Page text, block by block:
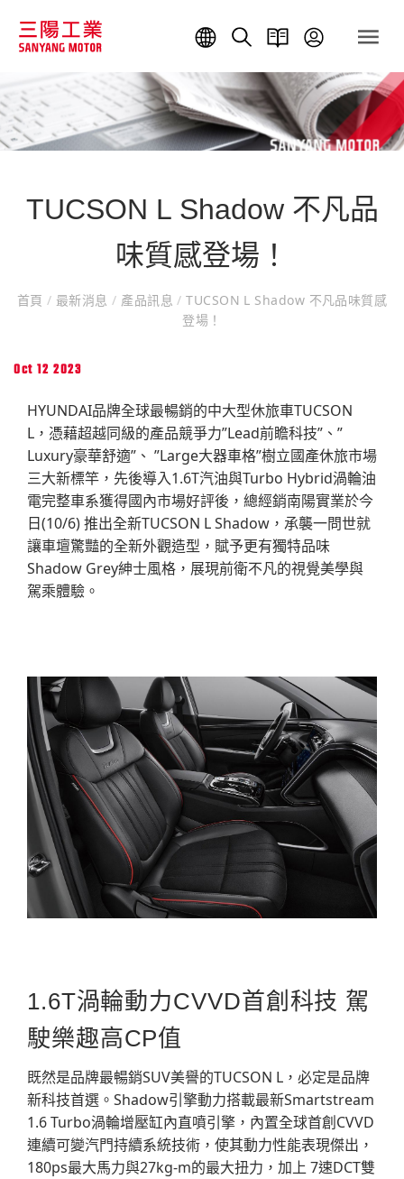
TUCSON L Shadow 不凡品
味質感登場！
首頁 / 最新消息 / 產品訊息 / TUCSON L Shadow 不凡品味質感
登場！
Oct 12 2023
HYUNDAI品牌全球最暢銷的中大型休旅車TUCSON
L，憑藉超越同級的產品競爭力”Lead前瞻科技”、”
Luxury豪華舒適”、 ”Large大器車格”樹立國產休旅市場
三大新標竿，先後導入1.6T汽油與Turbo Hybrid渦輪油
電完整車系獲得國內市場好評後，總經銷南陽實業於今
日(10/6) 推出全新TUCSON L Shadow，承襲一問世就
讓車壇驚豔的全新外觀造型，賦予更有獨特品味
Shadow Grey紳士風格，展現前衛不凡的視覺美學與
駕乘體驗。
1.6T渦輪動力CVVD首創科技 駕
駛樂趣高CP值
既然是品牌最暢銷SUV美譽的TUCSON L，必定是品牌
新科技首選。Shadow引擎動力搭載最新Smartstream
1.6 Turbo渦輪增壓缸內直噴引擎，內置全球首創CVVD
連續可變汽門持續系統技術，使其動力性能表現傑出，
180ps最大馬力與27kg-m的最大扭力，加上 7速DCT雙